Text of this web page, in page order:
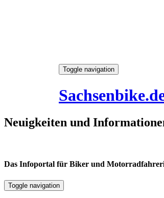
Toggle navigation
Neuigkeiten und
Das Infoportal für Biker und
Toggle navigation